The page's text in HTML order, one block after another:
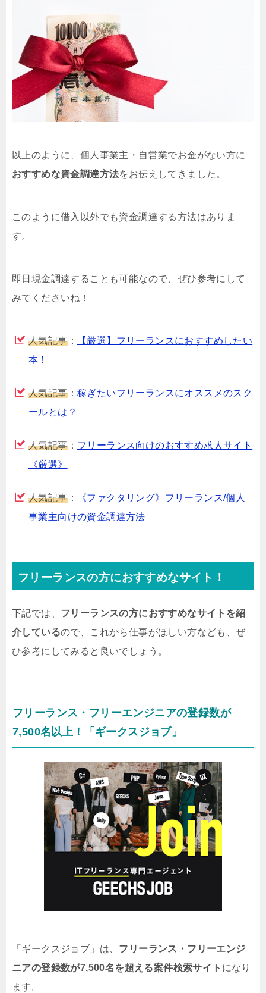
以上のように、個人事業主・自営業でお金がない方に
おすすめな資金調達方法をお伝えしてきました。
このように借入以外でも資金調達する方法はありま
す。
即日現金調達することも可能なので、ぜひ参考にして
みてくださいね！
人気記事：
【厳選】フリーランスにおすすめしたい
本！
人気記事：稼ぎたいフリーランスにオススメのスク
ールとは？
人気記事： フリーランス向けのおすすめ求人サイト
《厳選》
人気記事：
《ファクタリング》フリーランス/個人
事業主向けの資金調達方法
フリーランスの方におすすめなサイト！
下記では、 フリーランスの方におすすめなサイトを紹
介しているので、これから仕事がほしい方なども、ぜ
ひ参考にしてみると良いでしょう。
フリーランス・フリーエンジニアの登録数が
7,500名以上！「ギークスジョブ」
「ギークスジョブ」は、 フリーランス・フリーエンジ
ニアの登録数が7,500名を超える案件検索サイト になり
ます。